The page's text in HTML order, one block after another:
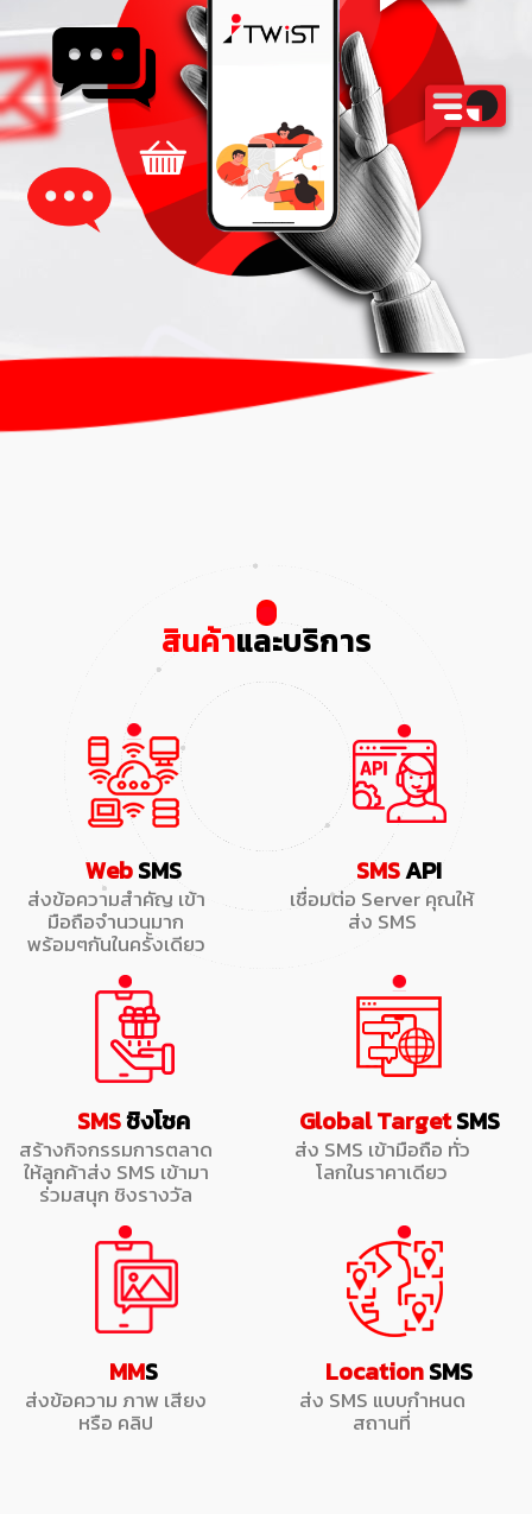
สินค้าและบริการ
WebSMS
ส่งข้อความสำคัญ เข้า
มือถือจำนวนมาก
พร้อมๆกันในครั้งเดียว
SMSAPI
เชื่อมต่อ Server คุณให้
ส่ง SMS
SMSชิงโชค
สร้างกิจกรรมการตลาด
ให้ลูกค้าส่ง SMS เข้ามา
ร่วมสนุก ชิงรางวัล
Global TargetSMS
ส่ง SMS เข้ามือถือ ทั่ว
โลกในราคาเดียว
MMS
ส่งข้อความ ภาพเสียง
หรือ คลิป
LocationSMS
ส่ง SMS แบบกำหนด
สถานที่